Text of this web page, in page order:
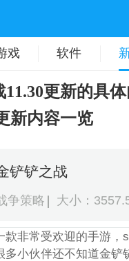
戏 软件
更新的具
新内容一览
铲铲之战
争策略 大小：
款非常受欢迎的手游，
多小伙伴还不知道金铲